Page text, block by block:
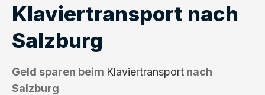
Klaviertransport nach
Salzburg
Geld sparen beim Klaviertransport nach
Salzburg